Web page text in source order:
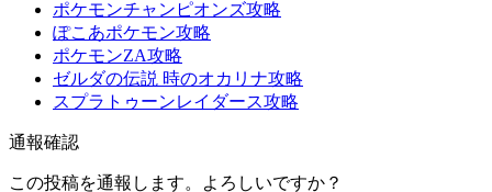
ポケモンチャンピオンズ攻略
ぽこあポケモン攻略
ポケモンZA攻略
ゼルダの伝説 時のオカリナ攻略
スプラトゥーンレイダース攻略
通報確認
この投稿を通報します。よろしいですか？